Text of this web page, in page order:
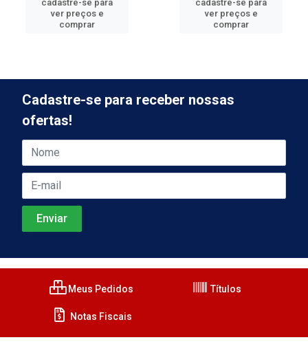
cadastre-se para
ver preços e
comprar
cadastre-se para
ver preços e
comprar
Cadastre-se para receber nossas
ofertas!
Meus Pedidos Títulos
Notas Fiscais